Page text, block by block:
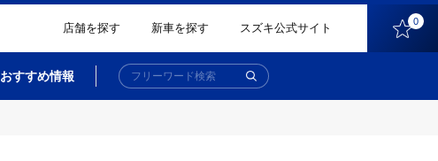
店舗を探す 新車を探す スズキ公式サイト 0
おすすめ情報